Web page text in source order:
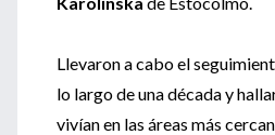
Llevaron a cabo el
lo largo de una década y
vivían en las áreas más